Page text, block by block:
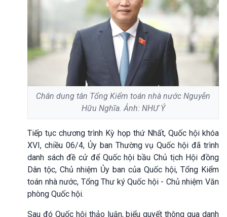
Chân dung tân Tổng Kiểm toán nhà nước Nguyễn
Hữu Nghĩa. Ảnh: NHƯ Ý
Tiếp tục chương trình Kỳ họp thứ Nhất, Quốc hội khóa
XVI, chiều 06/4, Ủy ban Thường vụ Quốc hộiđãtrình
danh sách đề cử để Quốc hội bầu Chủ tịch Hội đồng
Dân tộc, Chủ nhiệm Ủy ban của Quốc hội, Tổng Kiểm
toán nhà nước, Tổng Thư ký Quốc hội - Chủ nhiệm Văn
phòng Quốc hội.
Sau đó Quốc hội thảo luận, biểu quyết thông qua danh